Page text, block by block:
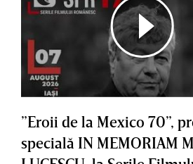
”Eroii de la Mexico 70”,
specială IN MEMORIAM